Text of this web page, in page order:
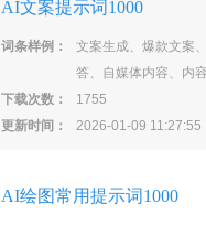
AI文案提示词1000
词条样例：
文案生成、爆款文案
答、自媒体内容、内
下载次数：
1755
更新时间：
2026-01-09 11:27:55
AI绘图常用提示词1000